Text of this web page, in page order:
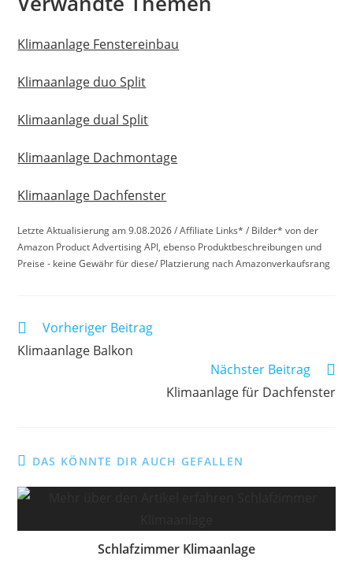
Klimaanlage Fenstereinbau
Klimaanlage duo Split
Klimaanlage dual Split
Klimaanlage Dachmontage
Klimaanlage Dachfenster
Letzte Aktualisierung am 9.08.2026 / Affiliate Links* / Bilder* von der
Amazon Product Advertising API, ebenso Produktbeschreibungen und
Preise - keine Gewähr für diese/ Platzierung nach Amazonverkaufsrang
Weitere
ansehen
Vorheriger Beitrag
Klimaanlage Balkon
Nächster Beitrag
Klimaanlage für Dachfenster
DAS KÖNNTE DIR AUCH GEFALLEN
Schlafzimmer Klimaanlage